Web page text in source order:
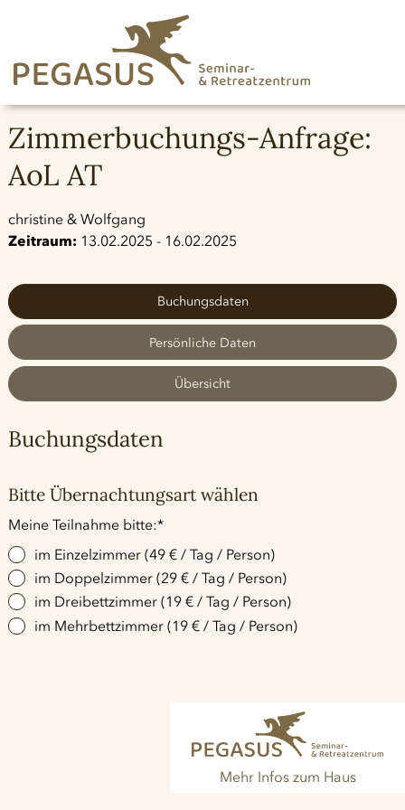
Zimmerbuchungs-Anfrage:
AoL AT
christine & Wolfgang
Zeitraum:13.02.2025 - 16.02.2025
Buchungsdaten
Persönliche Daten
Übersicht
Buchungsdaten
Bitte Übernachtungsart wählen
Pflichtfeld
Meine Teilnahme bitte:*
im Einzelzimmer (49 € / Tag / Person)
im Doppelzimmer (29 € / Tag / Person)
im Dreibettzimmer (19 € / Tag / Person)
im Mehrbettzimmer (19 € / Tag / Person)
Mehr Infos zum Haus